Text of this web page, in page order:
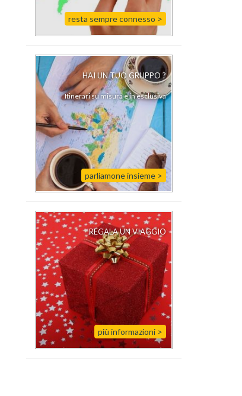
resta sempre connesso >
HAI UN TUO GRUPPO ?
Itinerari su misura e in esclusiva
parliamone insieme >
REGALA UN VIAGGIO
più informazioni >